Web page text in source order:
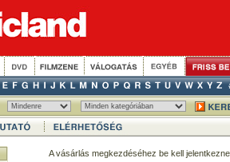
A vásárlás megkezdéséhez be kell